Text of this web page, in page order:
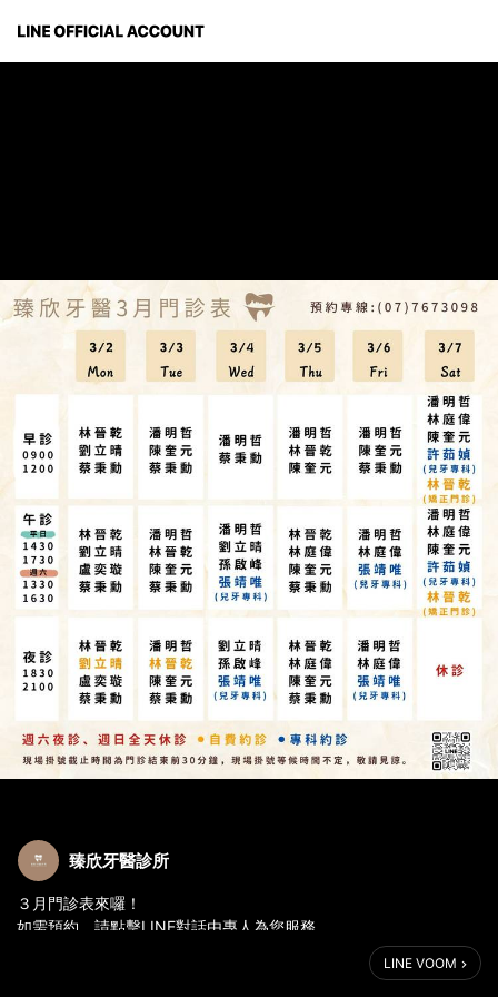
臻欣牙醫診所
３月門診表來囉！
如需預約，請點擊LINE對話由專人為您服務
現場掛號會視當下看診情況而定，等候時間無法確定
LINE VOOM